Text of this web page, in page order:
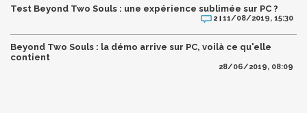
Test Beyond Two Souls : une expérience sublimée sur PC ?
2 |11/08/2019, 15:30
Beyond Two Souls : la démo arrive sur PC, voilà ce qu'elle
contient
28/06/2019, 08:09